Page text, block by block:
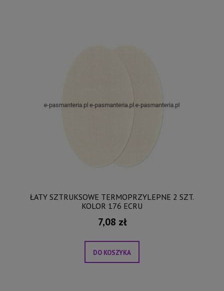
ŁATY SZTRUKSOWE TERMOPRZYLEPNE 2 SZT.
KOLOR 176 ECRU
7,08 zł
DO KOSZYKA